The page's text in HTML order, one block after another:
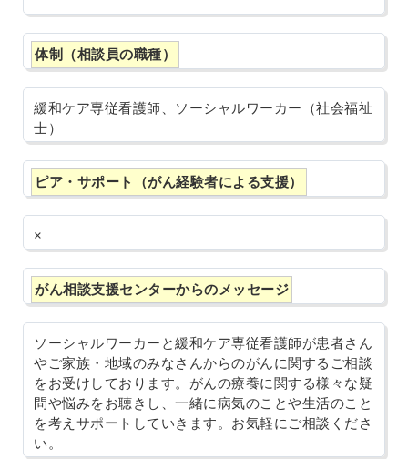
体制（相談員の職種）
緩和ケア専従看護師、ソーシャルワーカー（社会福祉
士）
ピア・サポート（がん経験者による支援）
×
がん相談支援センターからのメッセージ
ソーシャルワーカーと緩和ケア専従看護師が患者さん
やご家族・地域のみなさんからのがんに関するご相談
をお受けしております。がんの療養に関する様々な疑
問や悩みをお聴きし、一緒に病気のことや生活のこと
を考えサポートしていきます。お気軽にご相談くださ
い。